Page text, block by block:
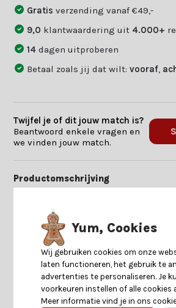
Gratisverzending vanaf €49,-
9,0 klantwaardering uit 4.000+
14dagen uitproberen
Betaal zoals jij dat wilt:vooraf
Twijfel je of dit jouw match is?
Beantwoord enkele vragen en
we vinden jouw match.
Productomschrijving
Specificaties
Reviews
Yum, Cookies
Wij gebruiken cookies om onze
laten functioneren, het gebruik te
advertenties te personaliseren. Je
voorkeuren instellen of alle cookies
Meer informatie vind je in ons